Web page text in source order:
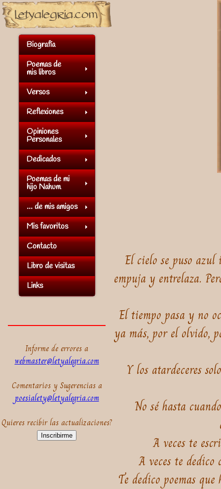
Biografía
Poemas de
mis libros
Versos
Reflexiones
Opiniones
Personales
Dedicados
Poemas de mi
hijo Nahum
... de mis amigos
Mis favoritos
Contacto
Libro de visitas
Links
Informe de errores a
webmaster@letyalegria.com
Comentarios y Sugerencias a
poesialety@letyalegria.com
Quieres recibir las actualizaciones?
Inscribirme
El cielo se puso
empuja y entrelaza.
El tiempo pasa y no
ya más, por el olvido,
Y los atardeceres
No sé hasta
A veces te
A veces te
Te dedico poemas